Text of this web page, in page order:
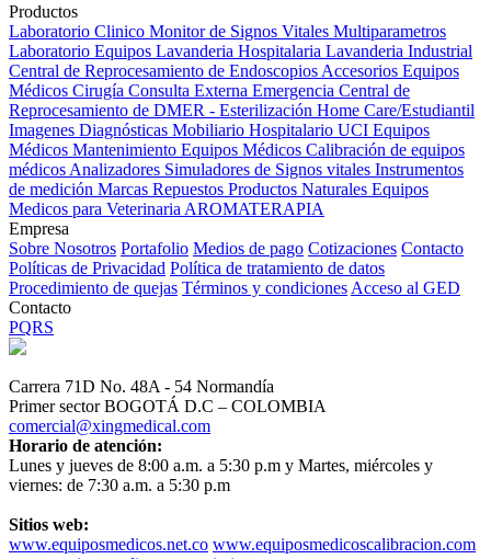
Productos
Laboratorio Clinico Monitor de Signos Vitales Multiparametros
Laboratorio Equipos Lavanderia Hospitalaria Lavanderia Industrial
Central de Reprocesamiento de Endoscopios Accesorios Equipos
Médicos Cirugía Consulta Externa Emergencia Central de
Reprocesamiento de DMER - Esterilización Home Care/Estudiantil
Imagenes Diagnósticas Mobiliario Hospitalario UCI Equipos
Médicos Mantenimiento Equipos Médicos Calibración de equipos
médicos Analizadores Simuladores de Signos vitales Instrumentos
de medición Marcas Repuestos Productos Naturales Equipos
Medicos para Veterinaria AROMATERAPIA
Empresa
Sobre Nosotros Portafolio Medios de pago Cotizaciones Contacto
Políticas de Privacidad Política de tratamiento de datos
Procedimiento de quejas Términos y condiciones Acceso al GED
Contacto
PQRS
Carrera 71D No. 48A - 54 Normandía
Primer sector BOGOTÁ D.C – COLOMBIA
comercial@xingmedical.com
Horario de atención:
Lunes y jueves de 8:00 a.m. a 5:30 p.m y Martes, miércoles y
viernes: de 7:30 a.m. a 5:30 p.m
Sitios web:
www.equiposmedicos.net.co www.equiposmedicoscalibracion.com